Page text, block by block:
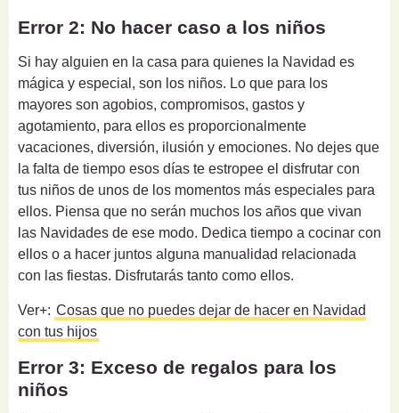
Error 2: No hacer caso a los niños
Si hay alguien en la casa para quienes la Navidad es
mágica y especial, son los niños. Lo que para los
mayores son agobios, compromisos, gastos y
agotamiento, para ellos es proporcionalmente
vacaciones, diversión, ilusión y emociones. No dejes que
la falta de tiempo esos días te estropee el disfrutar con
tus niños de unos de los momentos más especiales para
ellos. Piensa que no serán muchos los años que vivan
las Navidades de ese modo. Dedica tiempo a cocinar con
ellos o a hacer juntos alguna manualidad relacionada
con las fiestas. Disfrutarás tanto como ellos.
Ver+: Cosas que no puedes dejar de hacer en Navidad
con tus hijos
Error 3: Exceso de regalos para los
niños